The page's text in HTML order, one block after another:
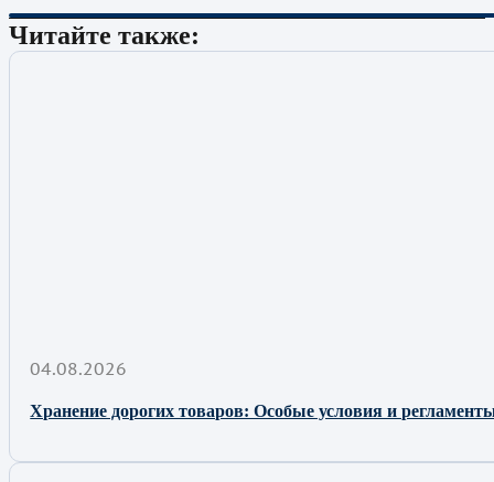
Читайте также:
04.08.2026
Хранение дорогих товаров: Особые условия и